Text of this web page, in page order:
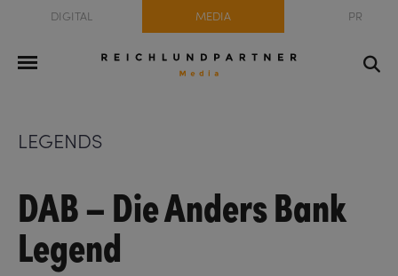
DIGITAL MEDIA PR
LEGENDS
DAB – Die Anders Bank
Legend